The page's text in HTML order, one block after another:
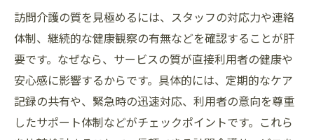
訪問介護の質を見極めるには、スタッフの対応力や連絡
体制、継続的な健康観察の有無などを確認することが肝
要です。なぜなら、サービスの質が直接利用者の健康や
安心感に影響するからです。具体的には、定期的なケア
記録の共有や、緊急時の迅速対応、利用者の意向を尊重
したサポート体制などがチェックポイントです。これら